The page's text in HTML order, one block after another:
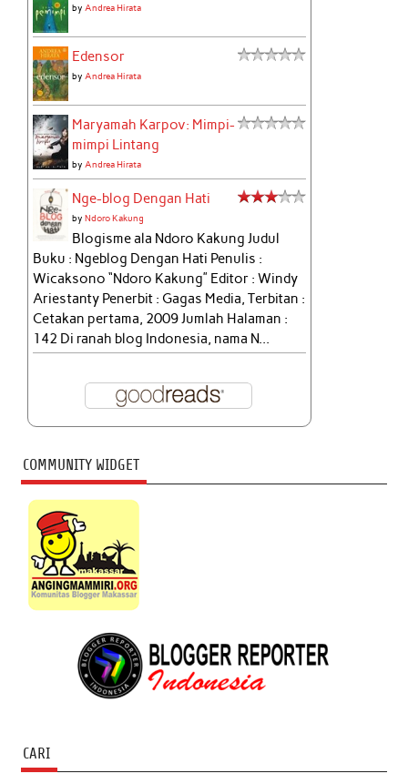
byAndrea Hirata
Edensor
byAndrea Hirata
Maryamah Karpov: Mimpi-
mimpi Lintang
byAndrea Hirata
Nge-blog Dengan Hati
byNdoro Kakung
Blogisme ala Ndoro Kakung Judul
Buku : Ngeblog Dengan Hati Penulis :
Wicaksono “Ndoro Kakung” Editor : Windy
Ariestanty Penerbit : Gagas Media, Terbitan :
Cetakan pertama, 2009 Jumlah Halaman :
142 Di ranah blog Indonesia, nama N...
COMMUNITY WIDGET
CARI